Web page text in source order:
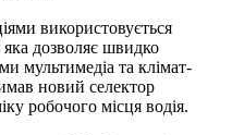
використовується
дозволяє швидко
мультимедіа та клімат-
новий селектор
робочого місця водія.